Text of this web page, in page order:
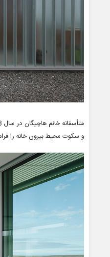
و سکوت محیط بیرون خانه را